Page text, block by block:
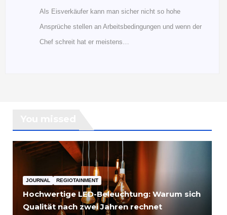
Als Eisverkäufer kann man sicher nicht so hohe
Ansprüche stellen an Arbeitsbedingungen und wenn der
Chef schreit hat er meistens…
JOURNAL REGIOTAINMENT
Hochwertige LED-Beleuchtung: Warum sich
Qualität nach zwei Jahren rechnet